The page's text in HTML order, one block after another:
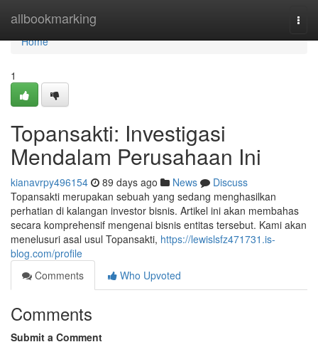
allbookmarking
Home
Home
1
Topansakti: Investigasi
Mendalam Perusahaan Ini
kianavrpy496154 89 days ago News
Discuss
Topansakti merupakan sebuah yang sedang menghasilkan
perhatian di kalangan investor bisnis. Artikel ini akan membahas
secara komprehensif mengenai bisnis entitas tersebut. Kami akan
menelusuri asal usul Topansakti, https://lewislsfz471731.is-
blog.com/profile
Comments
Who Upvoted
Comments
Submit a Comment